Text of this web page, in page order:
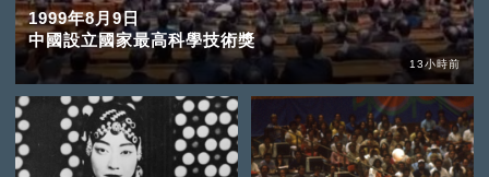
1999年8月9日
中國設立國家最高科學技術獎
13小時前